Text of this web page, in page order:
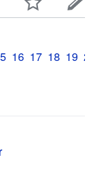
16 17 18 19 20